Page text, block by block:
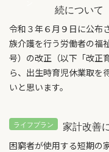
続について
令和３年６月９日に公布
族介護を行う労働者の福
号）の改正（以下「改正
ら、出生時育児休業取を
いと思います。
家計改善
困窮者が使用する短期の